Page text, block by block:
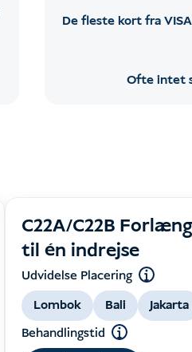
De fleste kort fra
Ofte intet
C22A/C22B
til én indrejse
Udvidelse Placering
Lombok
Bali
Jakarta
Behandlingstid